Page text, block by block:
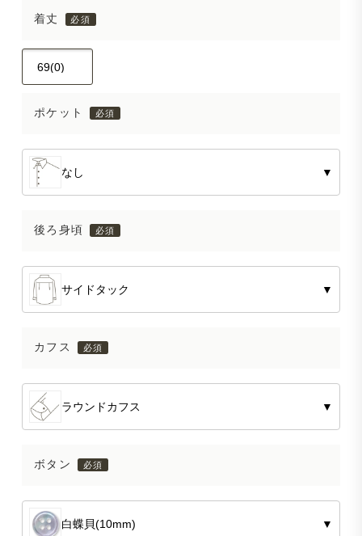
着丈
ポケット
なし ▼
後ろ身頃
サイドタック ▼
カフス
ラウンドカフス ▼
ボタン
白蝶貝(10mm) ▼